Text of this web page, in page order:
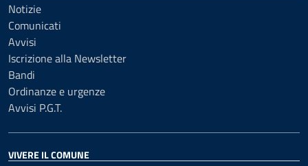
Notizie
Comunicati
Avvisi
Iscrizione alla Newsletter
Bandi
Ordinanze e urgenze
Avvisi P.G.T.
VIVERE IL COMUNE